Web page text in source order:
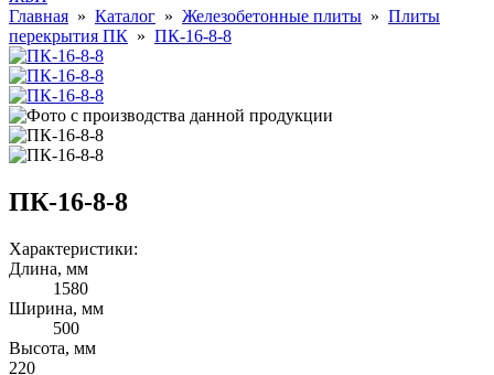
Главная » Каталог » Железобетонные плиты » Плиты
перекрытия ПК » ПК-16-8-8
ПК-16-8-8
Характеристики:
Длина, мм
1580
Ширина, мм
500
Высота, мм
220